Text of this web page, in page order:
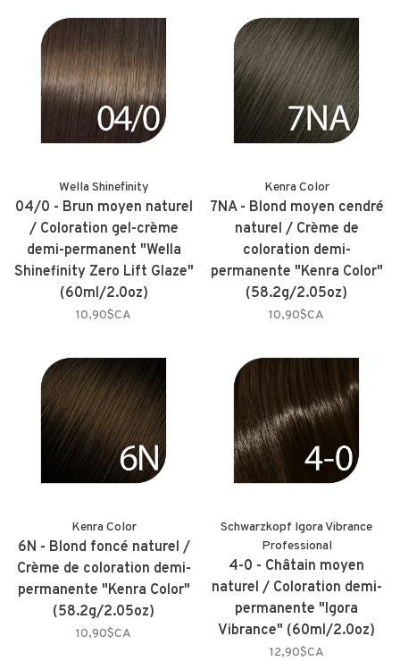
Wella Shinefinity
04/0 - Brun moyen naturel
/ Coloration gel-crème
demi-permanent "Wella
Shinefinity Zero Lift Glaze"
(60ml/2.0oz)
10,90$CA
Kenra Color
7NA - Blond moyen cendré
naturel / Crème de
coloration demi-
permanente "Kenra Color"
(58.2g/2.05oz)
10,90$CA
Kenra Color
6N - Blond foncé naturel /
Crème de coloration demi-
permanente "Kenra Color"
(58.2g/2.05oz)
10,90$CA
Schwarzkopf Igora Vibrance
Professional
4-0 - Châtain moyen
naturel / Coloration demi-
permanente "Igora
Vibrance" (60ml/2.0oz)
12,90$CA